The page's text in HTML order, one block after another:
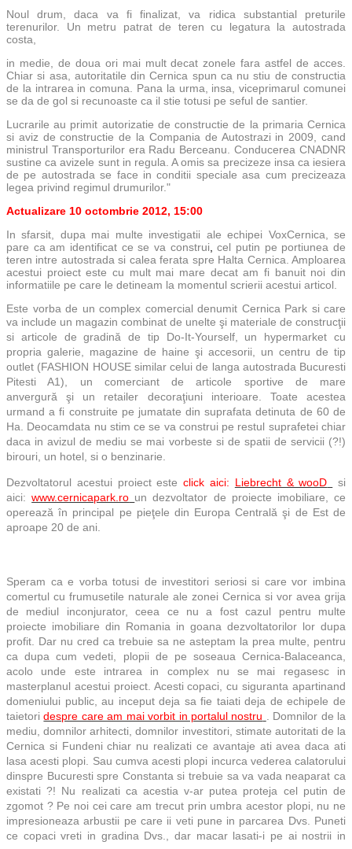
Noul drum, daca va fi finalizat, va ridica substantial preturile
terenurilor. Un metru patrat de teren cu legatura la autostrada
costa,
in medie, de doua ori mai mult decat zonele fara astfel de acces.
Chiar si asa, autoritatile din Cernica spun ca nu stiu de constructia
de la intrarea in comuna. Pana la urma, insa, viceprimarul comunei
se da de gol si recunoaste ca il stie totusi pe seful de santier.
Lucrarile au primit autorizatie de constructie de la primaria Cernica
si aviz de constructie de la Compania de Autostrazi in 2009, cand
ministrul Transporturilor era Radu Berceanu. Conducerea CNADNR
sustine ca avizele sunt in regula. A omis sa precizeze insa ca iesiera
de pe autostrada se face in conditii speciale asa cum precizeaza
legea privind regimul drumurilor."
Actualizare 10 octombrie 2012, 15:00
In sfarsit, dupa mai multe investigatii ale echipei VoxCernica, se
pare ca am identificat ce se va construi cel putin pe portiunea de
teren intre autostrada si calea ferata spre Halta Cernica. Amploarea
acestui proiect este cu mult mai mare decat am fi banuit noi din
informatiile pe care le detineam la momentul scrierii acestui articol.
Este vorba de un complex comercial denumit Cernica Park si care
va include un magazin combinat de unelte şi materiale de construcţii
si articole de gradină de tip Do-It-Yourself, un hypermarket cu
propria galerie, magazine de haine şi accesorii, un centru de tip
outlet (FASHION HOUSE similar celui de langa autostrada Bucuresti
Pitesti A1), un comerciant de articole sportive de mare
anvergură şi un retailer decoraţiuni interioare. Toate acestea
urmand a fi construite pe jumatate din suprafata detinuta de 60 de
Ha. Deocamdata nu stim ce se va construi pe restul suprafetei chiar
daca in avizul de mediu se mai vorbeste si de spatii de servicii (?!)
birouri, un hotel, si o benzinarie.
Dezvoltatorul acestui proiect esteclick aici: Liebrecht & wooD
si
aici:www.cernicapark.ro un dezvoltator de proiecte imobiliare, ce
operează în principal pe pieţele din Europa Centrală şi de Est de
aproape 20 de ani.
Speram ca e vorba totusi de investitori seriosi si care vor imbina
comertul cu frumusetile naturale ale zonei Cernica si vor avea grija
de mediul inconjurator, ceea ce nu a fost cazul pentru multe
proiecte imobiliare din Romania in goana dezvoltatorilor lor dupa
profit. Dar nu cred ca trebuie sa ne asteptam la prea multe, pentru
ca dupa cum vedeti, plopii de pe soseaua Cernica-Balaceanca,
acolo unde este intrarea in complex nu se mai regasesc in
masterplanul acestui proiect. Acesti copaci, cu siguranta apartinand
domeniului public, au inceput deja sa fie taiati deja de echipele de
taietoridespre care am mai vorbit in portalul nostru
. Domnilor de la
mediu, domnilor arhitecti, domnilor investitori, stimate autoritati de la
Cernica si Fundeni chiar nu realizati ce avantaje ati avea daca ati
lasa acesti plopi. Sau cumva acesti plopi incurca vederea calatorului
dinspre Bucuresti spre Constanta si trebuie sa va vada neaparat ca
existati ?! Nu realizati ca acestia v-ar putea proteja cel putin de
zgomot ? Pe noi cei care am trecut prin umbra acestor plopi, nu ne
impresioneaza arbustii pe care ii veti pune in parcarea Dvs. Puneti
ce copaci vreti in gradina Dvs., dar macar lasati-i pe ai nostrii in